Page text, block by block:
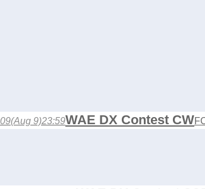
09(Aug 9)23:59WAE DX Contest CW